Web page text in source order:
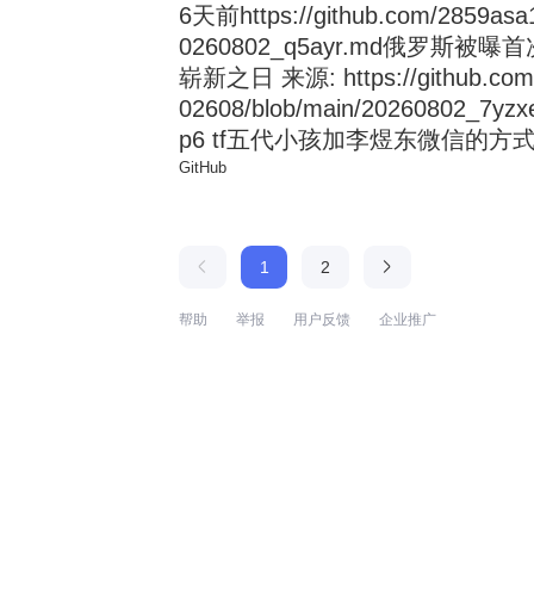
6天前https://github.com/
0260802_q5ayr.md俄罗斯被曝
崭新之日 来源: https://
02608/blob/main/
p6 tf五代小孩加李煜东微信的方
GitHub
1 2
帮助 举报 用户反馈 企业推广